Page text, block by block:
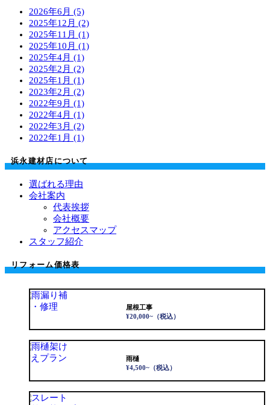
2026年6月 (5)
2025年12月 (2)
2025年11月 (1)
2025年10月 (1)
2025年4月 (1)
2025年2月 (2)
2025年1月 (1)
2023年2月 (2)
2022年9月 (1)
2022年4月 (1)
2022年3月 (2)
2022年1月 (1)
浜永建材店について
選ばれる理由
会社案内
代表挨拶
会社概要
アクセスマップ
スタッフ紹介
リフォーム価格表
屋根工事
¥20,000~ （税込）
雨樋
¥4,500~ （税込）